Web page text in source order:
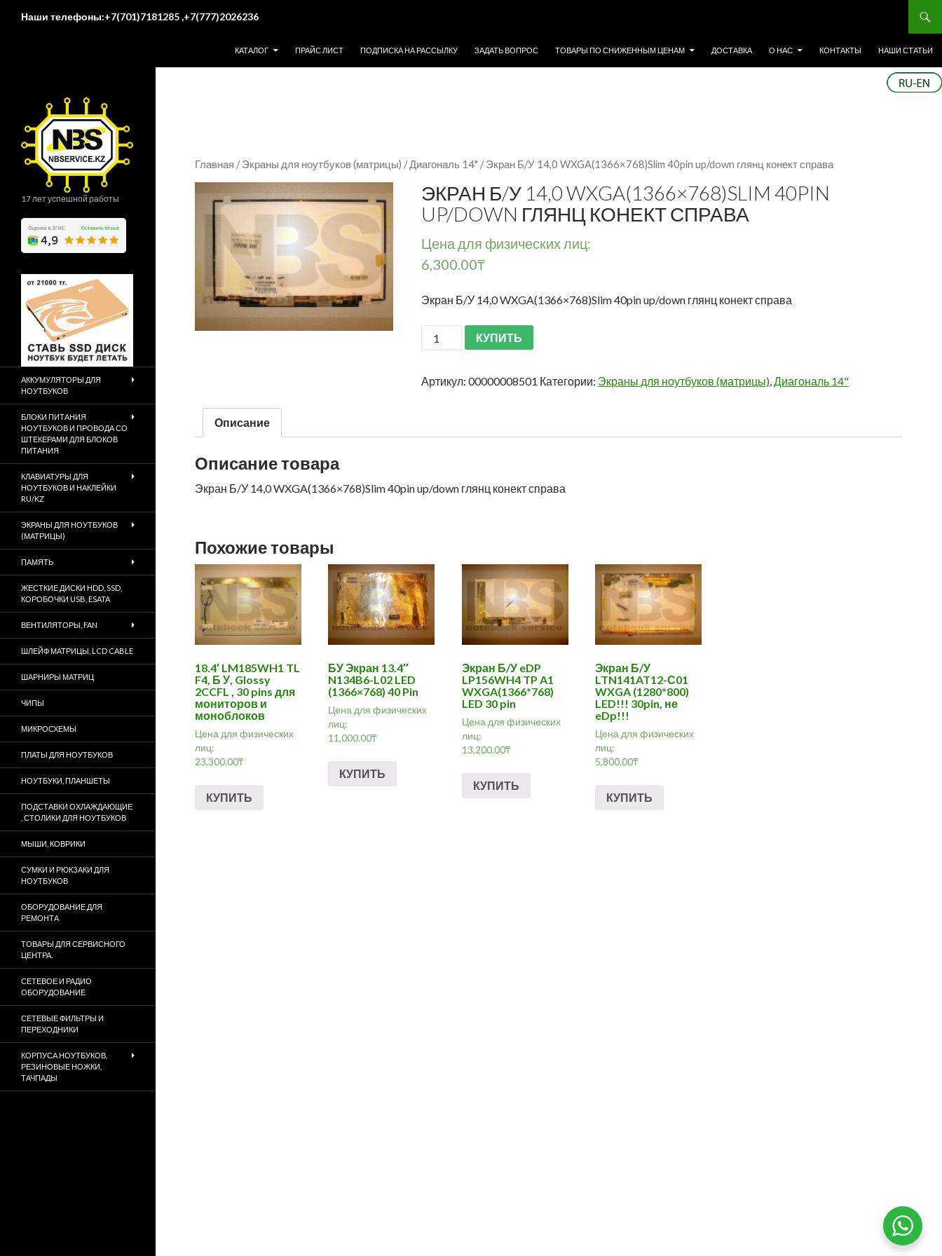
Наши телефоны:+7(701)7181285 ,+7(777)2026236
КАТАЛОГ
ПРАЙС ЛИСТ ПОДПИСКА НА РАССЫЛКУ ЗАДАТЬ ВОПРОС ТОВАРЫ ПО СНИЖЕННЫМ ЦЕНАМ ДОСТАВКА О НАС КОНТАКТЫ НАШИ СТАТЬИ
Главная /Экраны для ноутбуков (матрицы) /Диагональ 14" / Экран Б/У 14,0 WXGA(1366×768)Slim 40pin up/down глянц конект справа
ЭКРАН Б/У 14,0 WXGA(1366×768)SLIM 40PIN
UP/DOWN ГЛЯНЦ КОНЕКТ СПРАВА
Цена для физических лиц:
6,300.00₸
Экран Б/У 14,0 WXGA(1366×768)Slim 40pin up/down глянц конект справа
КУПИТЬ
Артикул:00000008501 Категории: Экраны для ноутбуков (матрицы) Диагональ 14"
Описание
Описание товара
Экран Б/У 14,0 WXGA(1366×768)Slim 40pin up/down глянц конект справа
Похожие товары
18.4′ LM185WH1 TL
F4, Б У, Glossy
2CCFL , 30 pins для
мониторов и
моноблоков
Цена для физических
лиц:
23,300.00₸
КУПИТЬ
БУ Экран 13.4″
N134B6-L02 LED
(1366×768) 40 Pin
Цена для физических
лиц:
11,000.00₸
КУПИТЬ
Экран Б/У eDP
LP156WH4 TP A1
WXGA(1366*768)
LED 30 pin
Цена для физических
лиц:
13,200.00₸
КУПИТЬ
Экран Б/У
LTN141AT12-С01
WXGA (1280*800)
LED!!! 30pin, не
eDp!!!
Цена для физических
лиц:
5,800.00₸
КУПИТЬ
17 лет успешной работы
АККУМУЛЯТОРЫ ДЛЯ
НОУТБУКОВ
БЛОКИ ПИТАНИЯ
НОУТБУКОВ И ПРОВОДА СО
ШТЕКЕРАМИ ДЛЯ БЛОКОВ
ПИТАНИЯ
КЛАВИАТУРЫ ДЛЯ
НОУТБУКОВ И НАКЛЕЙКИ
RU/KZ
ЭКРАНЫ ДЛЯ НОУТБУКОВ
(МАТРИЦЫ)
ПАМЯТЬ
ЖЕСТКИЕ ДИСКИ HDD, SSD,
КОРОБОЧКИ USB, ESATA
ВЕНТИЛЯТОРЫ, FAN
ШЛЕЙФ МАТРИЦЫ, LCD CABLE
ШАРНИРЫ МАТРИЦ
ЧИПЫ
МИКРОСХЕМЫ
ПЛАТЫ ДЛЯ НОУТБУКОВ
НОУТБУКИ, ПЛАНШЕТЫ
ПОДСТАВКИ ОХЛАЖДАЮЩИЕ
, СТОЛИКИ ДЛЯ НОУТБУКОВ
МЫШИ, КОВРИКИ
СУМКИ И РЮКЗАКИ ДЛЯ
НОУТБУКОВ
ОБОРУДОВАНИЕ ДЛЯ
РЕМОНТА
ТОВАРЫ ДЛЯ СЕРВИСНОГО
ЦЕНТРА.
СЕТЕВОЕ И РАДИО
ОБОРУДОВАНИЕ
СЕТЕВЫЕ ФИЛЬТРЫ И
ПЕРЕХОДНИКИ
КОРПУСА НОУТБУКОВ,
РЕЗИНОВЫЕ НОЖКИ,
ТАЧПАДЫ